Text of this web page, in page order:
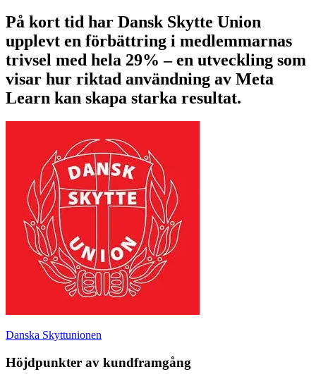
På kort tid har Dansk Skytte Union
upplevt en förbättring i medlemmarnas
trivsel med hela 29% – en utveckling som
visar hur riktad användning av Meta
Learn kan skapa starka resultat.
Danska Skyttunionen
Höjdpunkter av kundframgång